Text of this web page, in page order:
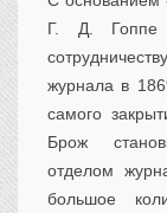
Г. Д. Гоппе
журнала в
самого
Брож
отделом
большое